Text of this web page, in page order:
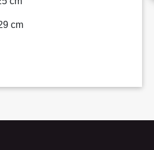
cm